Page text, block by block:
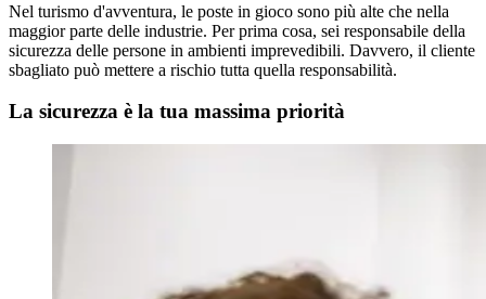
Nel turismo d'avventura, le poste in gioco sono più alte che nella
maggior parte delle industrie. Per prima cosa, sei responsabile della
sicurezza delle persone in ambienti imprevedibili. Davvero, il cliente
sbagliato può mettere a rischio tutta quella responsabilità.
La sicurezza è la tua massima priorità